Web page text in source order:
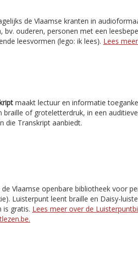
de Vlaamse kranten in
bv. ouderen, personen met een
leesvormen (lego: ik lees). Lees
maakt lectuur en informatie
braille of groteletterdruk, in een
die Transkript aanbiedt.
Vlaamse openbare bibliotheek voor
Luisterpunt leent braille en Daisy-
is gratis. Lees meer over de